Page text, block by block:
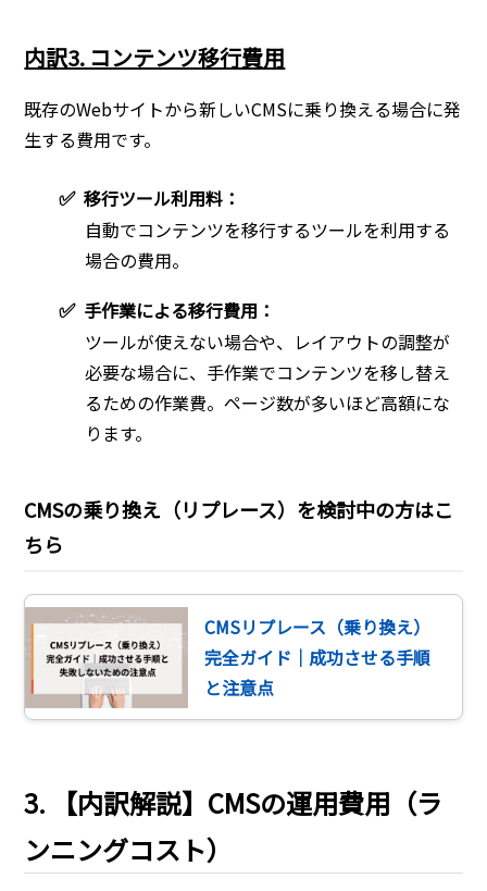
内訳3. コンテンツ移行費用
既存のWebサイトから新しいCMSに乗り換える場合に発
生する費用です。
✅ 移行ツール利用料：
自動でコンテンツを移行するツールを利用する
場合の費用。
✅ 手作業による移行費用：
ツールが使えない場合や、レイアウトの調整が
必要な場合に、手作業でコンテンツを移し替え
るための作業費。ページ数が多いほど高額にな
ります。
CMSの乗り換え（リプレース）を検討中の方はこ
ちら
CMSリプレース（乗り換え）
完全ガイド｜成功させる手順
と注意点
3. 【内訳解説】CMSの運用費用（ラ
ンニングコスト）